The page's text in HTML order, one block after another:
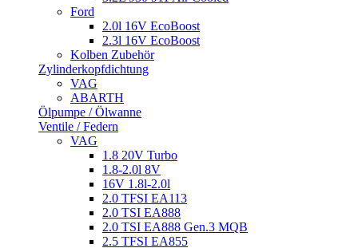
Ford
2.0l 16V EcoBoost
2.3l 16V EcoBoost
Kolben Zubehör
Zylinderkopfdichtung
VAG
ABARTH
Ölpumpe / Ölwanne
Ventile / Federn
VAG
1.8 20V Turbo
1.8-2.0l 8V
16V 1.8l-2.0l
2.0 TFSI EA113
2.0 TSI EA888
2.0 TSI EA888 Gen.3 MQB
2.5 TFSI EA855